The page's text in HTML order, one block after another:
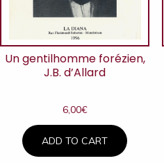
Un gentilhomme forézien,
J.B. d’Allard
6,00€
ADD TO CART